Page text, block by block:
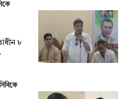
৮